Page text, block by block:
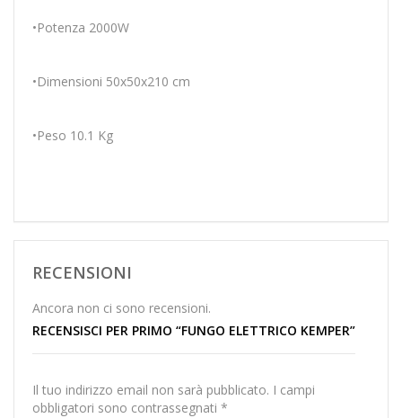
•Potenza 2000W
•Dimensioni 50x50x210 cm
•Peso 10.1 Kg
RECENSIONI
Ancora non ci sono recensioni.
RECENSISCI PER PRIMO “FUNGO ELETTRICO KEMPER”
Il tuo indirizzo email non sarà pubblicato. I campi
obbligatori sono contrassegnati *